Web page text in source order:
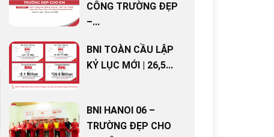
CÔNG TRƯỜNG ĐẸP
–...
BNI TOÀN CẦU LẬP
KỶ LỤC MỚI | 26,5...
BNI HANOI 06 –
TRƯỜNG ĐẸP CHO